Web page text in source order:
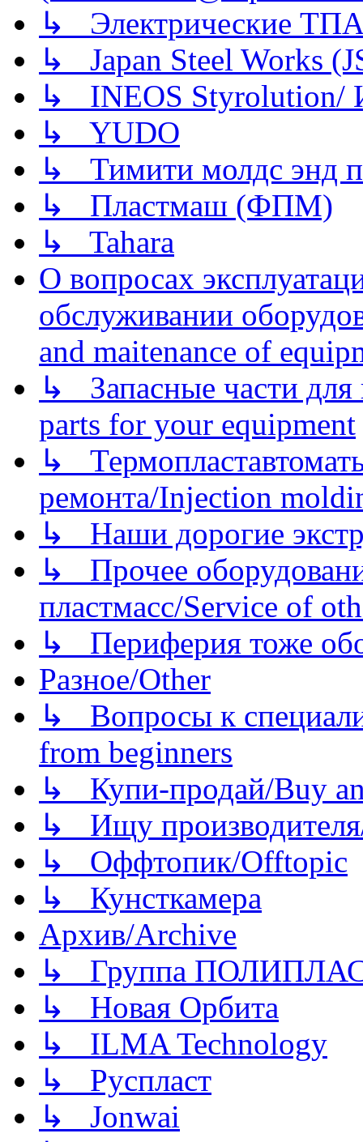
↳ Электрические
↳ Japan Steel Works
↳ INEOS
↳ YUDO
↳ Тимити молдс энд
↳ Пластмаш (ФПМ)
↳ Tahara
О вопросах
обслуживании
and maitenance of
↳ Запасные части для
parts for your equipment
↳
ремонта/Injection
↳ Наши дорогие
↳ Прочее
пластмасс/Service of
↳ Периферия тоже
Разное/Other
↳ Вопросы к
from beginners
↳ Купи-продай/Buy
↳ Ищу
↳ Оффтопик/Offtopic
↳ Кунсткамера
Архив/Archive
↳ Группа
↳ Новая Орбита
↳ ILMA Technology
↳ Руспласт
↳ Jonwai